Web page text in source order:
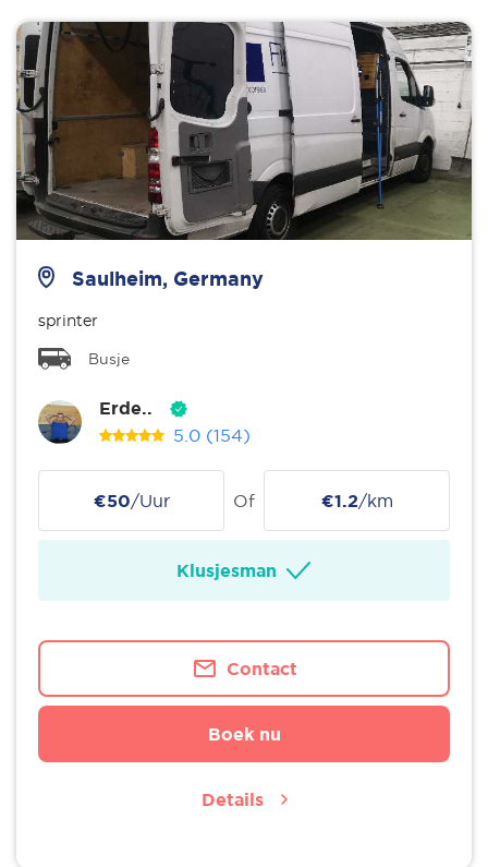
Saulheim, Germany
sprinter
Busje
Erde..
5.0 (154)
€50/Uur Of €1.2/km
Klusjesman
Contact
Boek nu
Details